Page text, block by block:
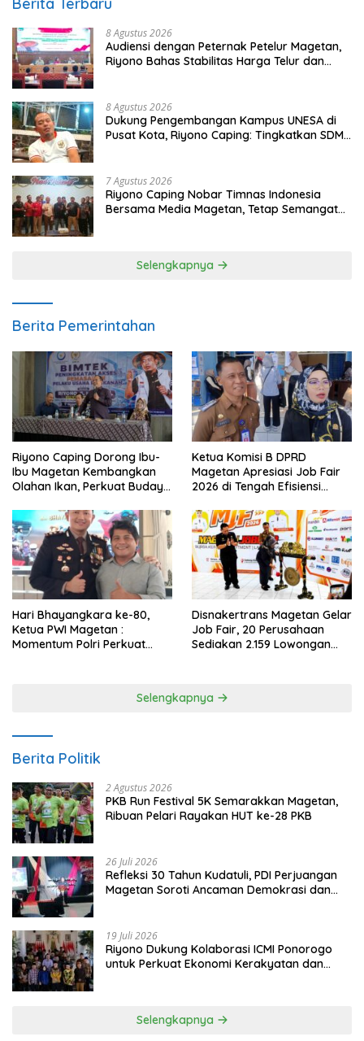
Berita Terbaru
8 Agustus 2026
Audiensi dengan Peternak Petelur Magetan,
Riyono Bahas Stabilitas Harga Telur dan
8 Agustus 2026
Dukung Pengembangan Kampus UNESA di
Pusat Kota, Riyono Caping: Tingkatkan SDM
7 Agustus 2026
Riyono Caping Nobar Timnas Indonesia
Bersama Media Magetan, Tetap Semangat
Selengkapnya
Berita Pemerintahan
Riyono Caping Dorong Ibu-
Ibu Magetan Kembangkan
Olahan Ikan, Perkuat Budaya
Ketua Komisi B DPRD
Magetan Apresiasi Job Fair
2026 di Tengah Efisiensi
Hari Bhayangkara ke-80,
Ketua PWI Magetan :
Momentum Polri Perkuat
Disnakertrans Magetan Gelar
Job Fair, 20 Perusahaan
Sediakan 2.159 Lowongan
Selengkapnya
Berita Politik
2 Agustus 2026
PKB Run Festival 5K Semarakkan Magetan,
Ribuan Pelari Rayakan HUT ke-28 PKB
26 Juli 2026
Refleksi 30 Tahun Kudatuli, PDI Perjuangan
Magetan Soroti Ancaman Demokrasi dan
19 Juli 2026
Riyono Dukung Kolaborasi ICMI Ponorogo
untuk Perkuat Ekonomi Kerakyatan dan
Selengkapnya